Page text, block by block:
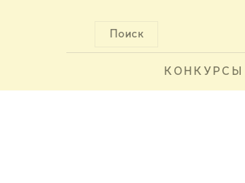
Поиск
КОНКУРСЫ